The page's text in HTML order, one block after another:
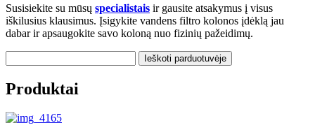
Susisiekite su mūsų specialistais ir gausite atsakymus į visus
iškilusius klausimus. Įsigykite vandens filtro kolonos įdėklą jau
dabar ir apsaugokite savo koloną nuo fizinių pažeidimų.
Produktai